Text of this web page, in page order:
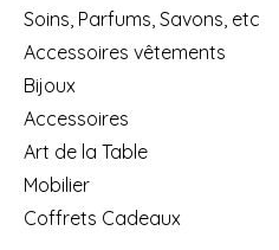
Soins, Parfums, Savons, etc
Accessoires vêtements
Bijoux
Accessoires
Art de la Table
Mobilier
Coffrets Cadeaux